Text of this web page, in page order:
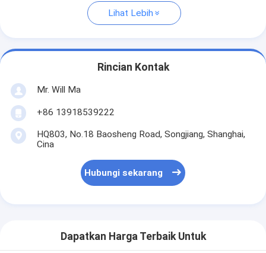
Lihat Lebih
Rincian Kontak
Mr. Will Ma
+86 13918539222
HQ803, No.18 Baosheng Road, Songjiang, Shanghai,
Cina
Hubungi sekarang
Dapatkan Harga Terbaik Untuk